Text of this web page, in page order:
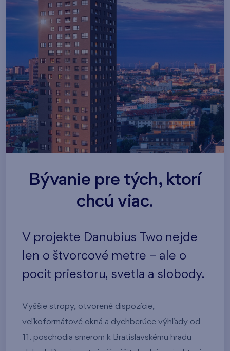
Bývanie pre tých, ktorí
chcú viac.
V projekte Danubius Two nejde
len o štvorcové metre – ale o
pocit priestoru, svetla a slobody.
Vyššie stropy, otvorené dispozície,
veľkoformátové okná a dychberúce výhľady od
11. poschodia smerom k Bratislavskému hradu